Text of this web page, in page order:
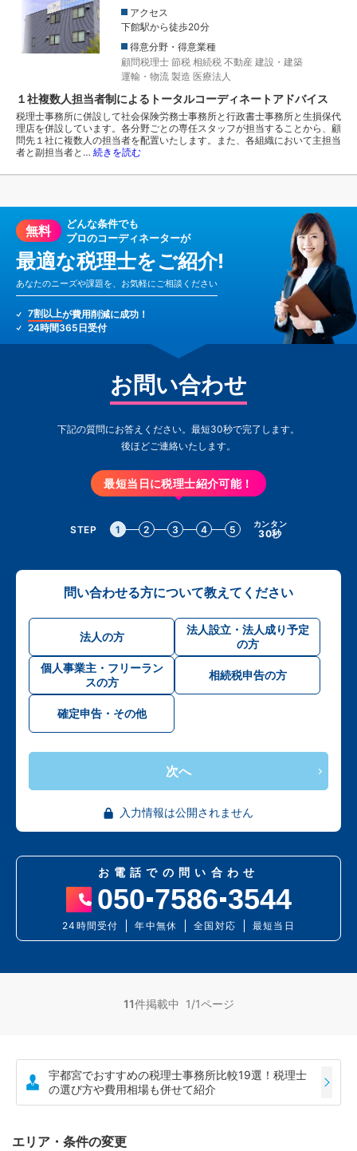
アクセス
下館駅から徒歩20分
得意分野・得意業種
顧問税理士 節税 相続税 不動産 建設・建築
運輸・物流 製造 医療法人
１社複数人担当者制によるトータルコーディネートアドバイス
税理士事務所に併設して社会保険労務士事務所と行政書士事務所と生損保代
理店を併設しています。各分野ごとの専任スタッフが担当することから、顧
問先１社に複数人の担当者を配置いたします。また、各組織において主担当
者と副担当者と… 続きを読む
無料
どんな条件でも
プロのコーディネーターが
最適な税理士をご紹介!
あなたのニーズや課題を、お気軽にご相談ください
7割以上が費用削減に成功！
24時間365日受付
お問い合わせ
下記の質問にお答えください。最短30秒で完了します。
後ほどご連絡いたします。
最短当日に税理士紹介可能！
STEP 1 2 3 4 5 カンタン
30秒
問い合わせる方について教えてください
法人の方
法人設立・法人成り予定
の方
個人事業主・フリーラン
スの方
相続税申告の方
確定申告・その他
次へ
入力情報は公開されません
お電話での問い合わせ
050 7586 3544
24時間受付 年中無休 全国対応 最短当日
11件掲載中 1/1ページ
宇都宮でおすすめの税理士事務所比較19選！税理士
の選び方や費用相場も併せて紹介
エリア・条件の変更